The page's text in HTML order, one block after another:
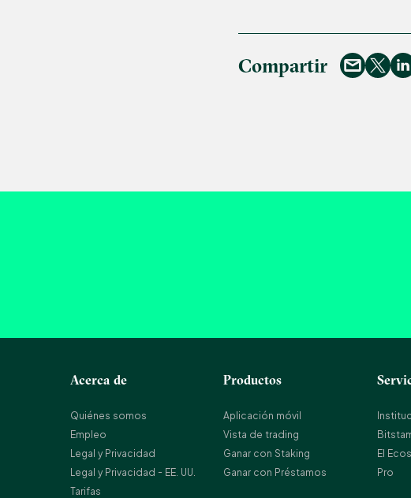
Compartir
Acerca de
Quiénes somos
Empleo
Legal y Privacidad
Legal y Privacidad - EE. UU.
Tarifas
Productos
Aplicación móvil
Vista de trading
Ganar con Staking
Ganar con Préstamos
El
Pro